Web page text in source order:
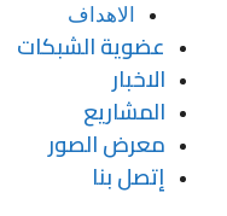
الاهداف
عضوية الشبكات
الاخبار
المشاريع
معرض الصور
إتصل بنا